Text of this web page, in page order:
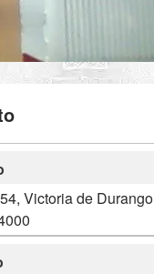
Victoria de Durango